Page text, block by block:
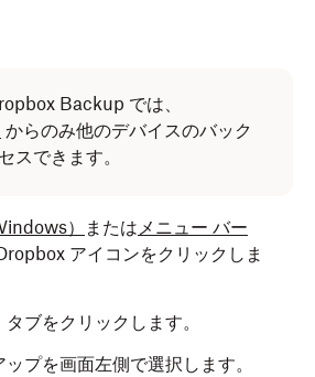
Backup では、
からのみ他のデバイスのバック
スできます。
） またはメニュー バー
アイコンをクリックしま
タブをクリックします。
プを画面左側で選択します。